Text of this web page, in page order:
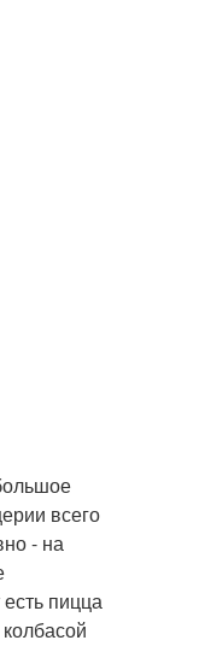
всего
- на
пицца